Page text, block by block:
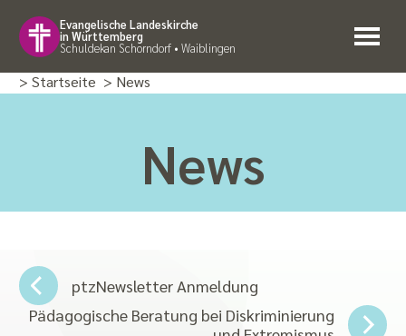
Evangelische Landeskirche
in Württemberg
Schuldekan Schorndorf • Waiblingen
> Startseite > News
News
ptzNewsletter Anmeldung
Pädagogische Beratung bei Diskriminierung